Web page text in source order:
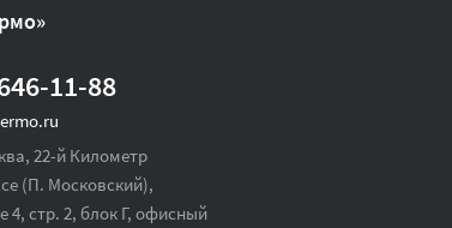
11-88
22-й Километр
(П. Московский),
4, стр. 2, блок Г, офисный